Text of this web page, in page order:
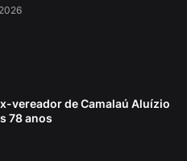
vereador de Camalaú Aluízio
78 anos